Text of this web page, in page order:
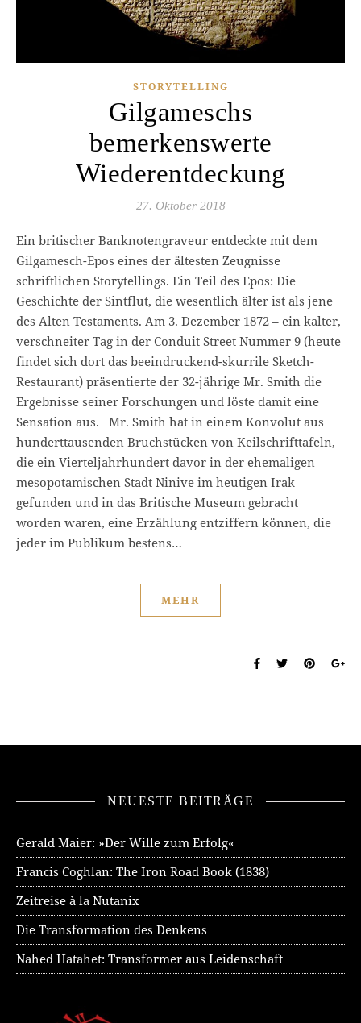
STORYTELLING
Gilgameschs
bemerkenswerte
Wiederentdeckung
27. Oktober 2018
Ein britischer Banknotengraveur entdeckte mit dem
Gilgamesch-Epos eines der ältesten Zeugnisse
schriftlichen Storytellings. Ein Teil des Epos: Die
Geschichte der Sintflut, die wesentlich älter ist als jene
des Alten Testaments. Am 3. Dezember 1872 – ein kalter,
verschneiter Tag in der Conduit Street Nummer 9 (heute
findet sich dort das beeindruckend-skurrile Sketch-
Restaurant) präsentierte der 32-jährige Mr. Smith die
Ergebnisse seiner Forschungen und löste damit eine
Sensation aus. Mr. Smith hat in einem Konvolut aus
hunderttausenden Bruchstücken von Keilschrifttafeln,
die ein Vierteljahrhundert davor in der ehemaligen
mesopotamischen Stadt Ninive im heutigen Irak
gefunden und in das Britische Museum gebracht
worden waren, eine Erzählung entziffern können, die
jeder im Publikum bestens…
MEHR
NEUESTE BEITRÄGE
Gerald Maier: »Der Wille zum Erfolg«
Francis Coghlan: The Iron Road Book (1838)
Zeitreise à la Nutanix
Die Transformation des Denkens
Nahed Hatahet: Transformer aus Leidenschaft